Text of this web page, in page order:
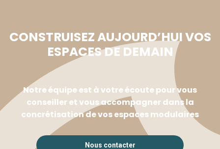
CONSTRUISEZ AUJOURD’HUI VOS
ESPACES DE DEMAIN
Notre équipe est à votre écoute pour vous
conseiller et vous accompagner dans la
concrétisation de vos espaces modulaires
Nous contacter